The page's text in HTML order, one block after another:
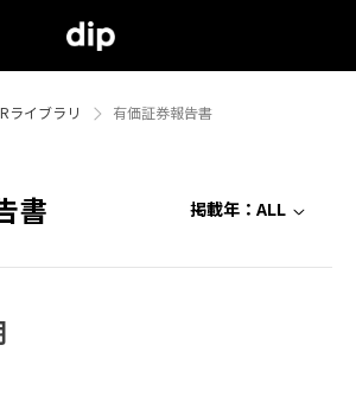
ライブラリ 有価証券報告書
書 掲載年： ALL